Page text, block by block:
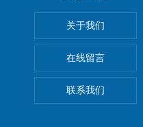
关于我们
在线留言
联系我们